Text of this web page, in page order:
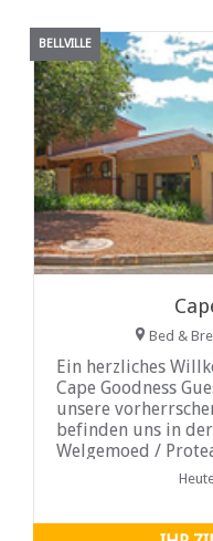
BELLVILLE
Bed &
Ein herzliches
Cape Goodness
unsere
befinden uns in
Welgemoed /
Selbstversorger